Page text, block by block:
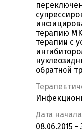
терапию
терапии c
обратной
Дата
08.06.2015 -